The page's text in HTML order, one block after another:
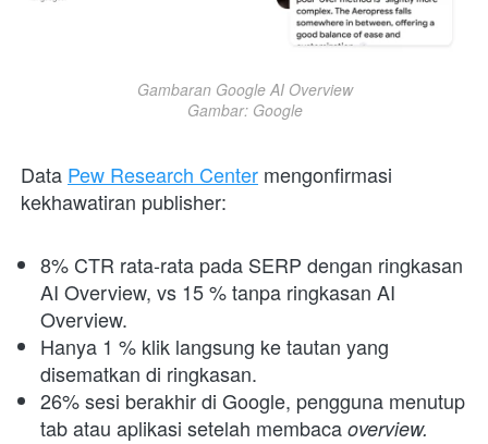
Gambaran Google AI Overview
Gambar: Google
Data Pew Research Center mengonfirmasi
kekhawatiran publisher:
8% CTR rata-rata pada SERP dengan ringkasan
AI Overview, vs 15 % tanpa ringkasan AI
Overview.
Hanya 1 % klik langsung ke tautan yang
disematkan di ringkasan.
26% sesi berakhir di Google, pengguna menutup
tab atau aplikasi setelah membaca overview.